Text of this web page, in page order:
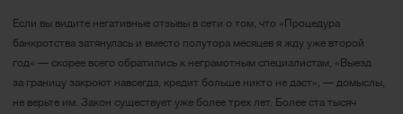
Если вы видите негативные отзывы в сети о том, что «Процедура
банкротства затянулась и вместо полутора месяцев я жду уже второй
год» — скорее всего обратились к неграмотным специалистам, «Выезд
за границу закроют навсегда, кредит больше никто не даст», — домыслы,
не верьте им. Закон существует уже более трех лет. Более ста тысяч